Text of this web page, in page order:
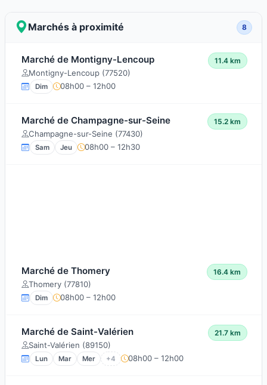
Marchés à proximité 8
Marché de Montigny-Lencoup
Montigny-Lencoup (77520)
11.4 km
Dim 08h00 – 12h00
Marché de Champagne-sur-Seine
Champagne-sur-Seine (77430)
15.2 km
Sam Jeu 08h00 – 12h30
Marché de Thomery
Thomery (77810)
16.4 km
Dim 08h00 – 12h00
Marché de Saint-Valérien
Saint-Valérien (89150)
21.7 km
Lun Mar Mer +4 08h00 – 12h00